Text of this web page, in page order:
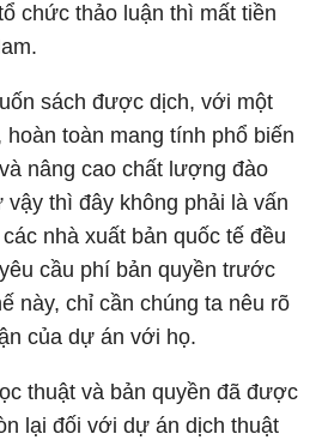
chức thảo luận thì mất tiền
sách được dịch, với một
toàn mang tính phổ biến
nâng cao chất lượng đào
thì đây không phải là vấn
nhà xuất bản quốc tế đều
cầu phí bản quyền trước
này, chỉ cần chúng ta nêu rõ
của dự án với họ.
thuật và bản quyền đã được
lại đối với dự án dịch thuật